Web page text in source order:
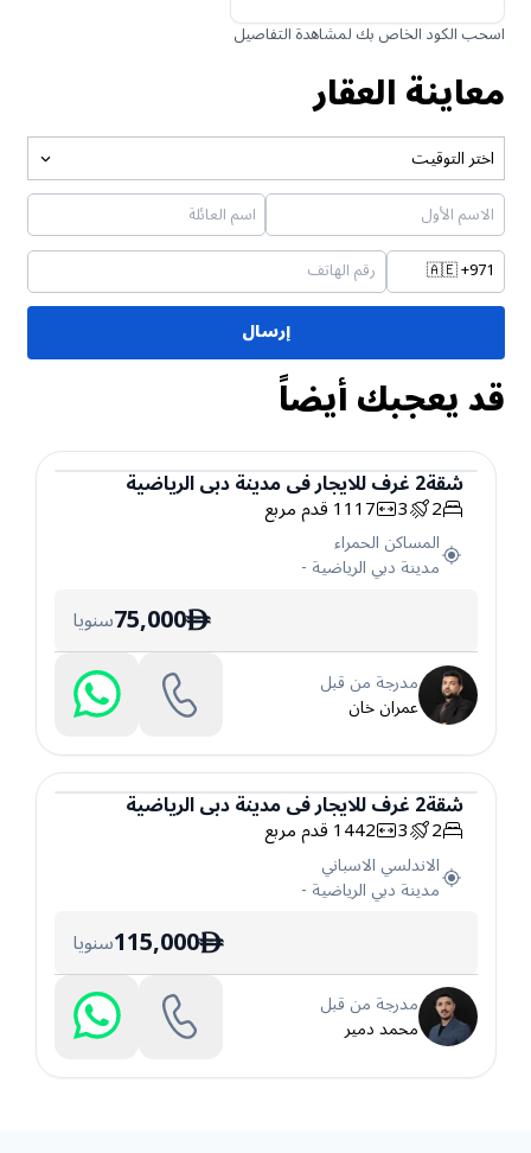
اسحب الكود الخاص بك لمشاهدة التفاصيل
معاينة العقار
اختر التوقيت
🇦🇪+971
إرسال
قد يعجبك أيضاً
شقة
شقة2غرفللايجارفيمدينة دبي الرياضية
2
3
1117قدم مربع
المساكن الحمراء
مدينة دبي الرياضية -
ê
75,000سنويا
مدرجة من قبل
عمران خان
شقة
شقة2غرفللايجارفيمدينة دبي الرياضية
2
3
1442قدم مربع
الاندلسي الاسباني
مدينة دبي الرياضية -
ê
115,000سنويا
مدرجة من قبل
محمد دمير